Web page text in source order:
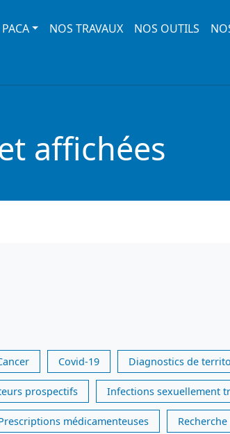
NOS TRAVAUX NOS OUTILS
affichées
Covid-19 Diagnostics de
prospectifs Infections sexuellement
médicamenteuses